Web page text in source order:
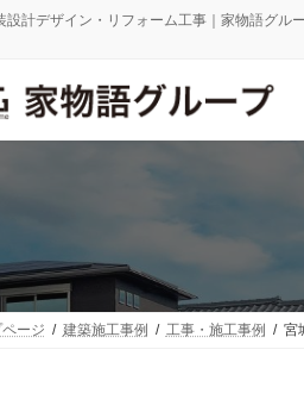
設計デザイン・リフォーム工事｜家物語グル
ページ 建築施工事例 工事・施工事例 宮